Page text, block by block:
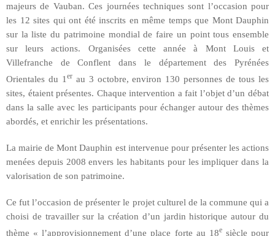
majeurs de Vauban. Ces journées techniques sont l’occasion pour
les 12 sites qui ont été inscrits en même temps que Mont Dauphin
sur la liste du patrimoine mondial de faire un point tous ensemble
sur leurs actions. Organisées cette année à Mont Louis et
Villefranche de Conflent dans le département des Pyrénées
Orientales du 1 erau 3 octobre, environ 130 personnes de tous les
sites, étaient présentes. Chaque intervention a fait l’objet d’un débat
dans la salle avec les participants pour échanger autour des thèmes
abordés, et enrichir les présentations.
La mairie de Mont Dauphin est intervenue pour présenter les actions
menées depuis 2008 envers les habitants pour les impliquer dans la
valorisation de son patrimoine.
Ce fut l’occasion de présenter le projet culturel de la commune qui a
choisi de travailler sur la création d’un jardin historique autour du
thème « l’approvisionnement d’une place forte au 18esiècle pour